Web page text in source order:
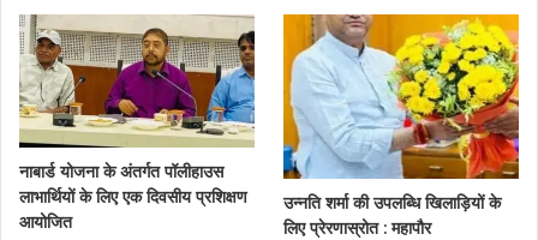
नाबार्ड योजना के अंतर्गत पॉलीहाउस
लाभार्थियों के लिए एक दिवसीय प्रशिक्षण
आयोजित
उन्नति शर्मा की उपलब्धि खिलाड़ियों के
लिए प्रेरणास्रोत : महापौर